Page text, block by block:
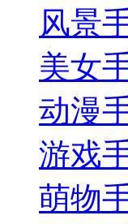
风景
美女
动漫
游戏
萌物